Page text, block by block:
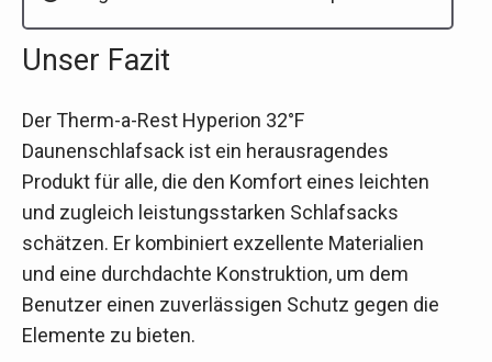
Unser Fazit
Der Therm-a-Rest Hyperion 32°F
Daunenschlafsack ist ein herausragendes
Produkt für alle, die den Komfort eines leichten
und zugleich leistungsstarken Schlafsacks
schätzen. Er kombiniert exzellente Materialien
und eine durchdachte Konstruktion, um dem
Benutzer einen zuverlässigen Schutz gegen die
Elemente zu bieten.